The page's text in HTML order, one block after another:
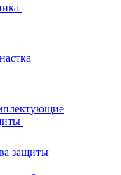
защиты